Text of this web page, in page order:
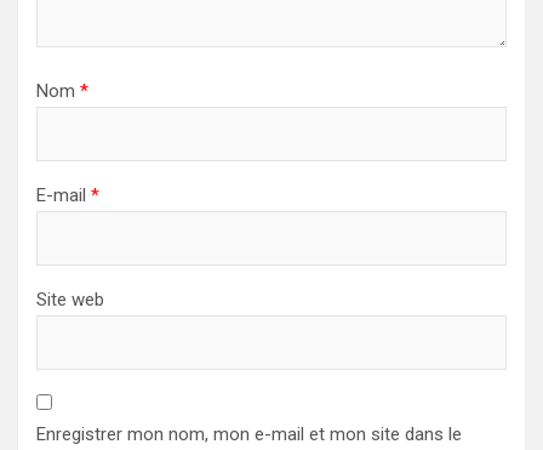
Nom *
E-mail *
Site web
Enregistrer mon nom, mon e-mail et mon site dans le